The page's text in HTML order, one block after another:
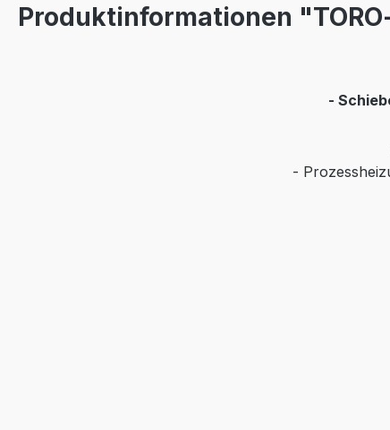
Produktinformationen
-
-